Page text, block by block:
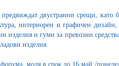
двустранни срещи, като
интериорен и графичен дизайн,
изделия и гуми за превозни
изделия.
моля в срок до 16 май /